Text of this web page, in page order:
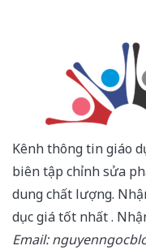
Kênh thông tin giáo
biên tập chỉnh sửa
dung chất lượng.
dục giá tốt nhất .
Email: